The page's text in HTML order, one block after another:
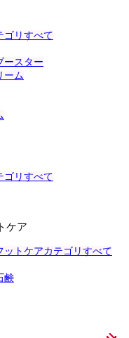
ゴリすべて
ースター
ーム
ゴリすべて
ケア
トケアカテゴリすべて
鹸